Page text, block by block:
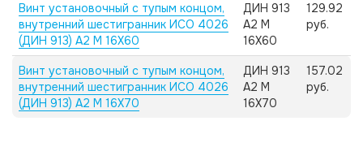
Винт установочный с тупым концом,
внутренний шестигранник ИСО 4026
(ДИН 913) А2 M 16X60
ДИН 913
А2 M
16X60
129.92
руб.
Винт установочный с тупым концом,
внутренний шестигранник ИСО 4026
(ДИН 913) А2 M 16X70
ДИН 913
А2 M
16X70
157.02
руб.